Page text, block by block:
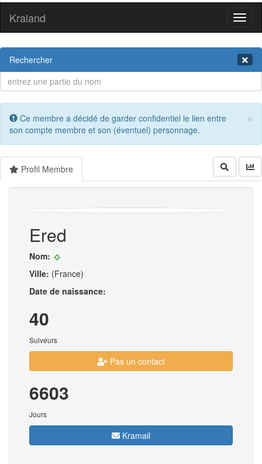
Kraland
Rechercher
×
Ce membre a décidé de garder confidentiel le lien entre
son compte membre et son (éventuel) personnage.
Profil Membre
Ered
Nom:
Ville: (France)
Date de naissance:
40
Suiveurs
Pas un contact
6603
Jours
Kramail